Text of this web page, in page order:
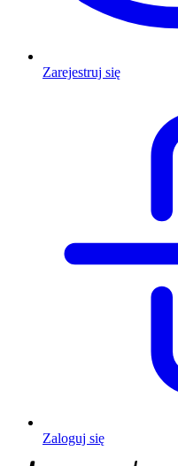
Zarejestruj się
Zaloguj się